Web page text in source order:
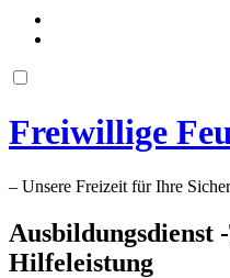
Freiwillige
– Unsere Freizeit für Ihre
Ausbildungsdienst
Hilfeleistung